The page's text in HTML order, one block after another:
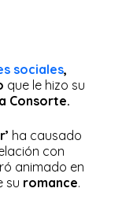
sociales,
que le hizo su
Consorte.
ha causado
con
animado en
su romance.